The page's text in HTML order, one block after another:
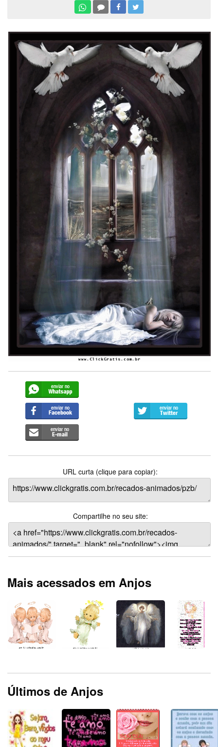
URL curta (clique para copiar):
Compartilhe no seu site:
Mais acessados em Anjos
Últimos de Anjos